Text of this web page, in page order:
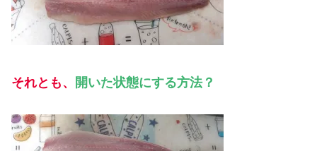
それとも、 開いた状態にする方法？